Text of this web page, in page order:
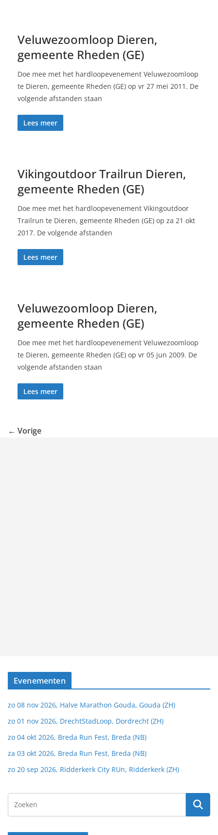
Veluwezoomloop Dieren,
gemeente Rheden (GE)
Doe mee met het hardloopevenement Veluwezoomloop
te Dieren, gemeente Rheden (GE) op vr 27 mei 2011. De
volgende afstanden staan
Lees meer
Vikingoutdoor Trailrun Dieren,
gemeente Rheden (GE)
Doe mee met het hardloopevenement Vikingoutdoor
Trailrun te Dieren, gemeente Rheden (GE) op za 21 okt
2017. De volgende afstanden
Lees meer
Veluwezoomloop Dieren,
gemeente Rheden (GE)
Doe mee met het hardloopevenement Veluwezoomloop
te Dieren, gemeente Rheden (GE) op vr 05 jun 2009. De
volgende afstanden staan
Lees meer
← Vorige
Evenementen
zo 08 nov 2026, Halve Marathon Gouda, Gouda (ZH)
zo 01 nov 2026, DrechtStadLoop, Dordrecht (ZH)
zo 04 okt 2026, Breda Run Fest, Breda (NB)
za 03 okt 2026, Breda Run Fest, Breda (NB)
zo 20 sep 2026, Ridderkerk City RUn, Ridderkerk (ZH)